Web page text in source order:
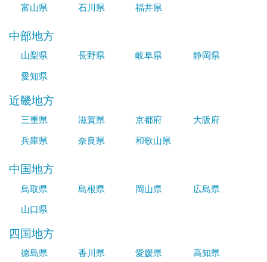
富山県
石川県 福井県
中部地方
山梨県 長野県 岐阜県
静岡県
愛知県
近畿地方
三重県 滋賀県 京都府
大阪府
兵庫県
奈良県 和歌山県
中国地方
鳥取県 島根県 岡山県
広島県
山口県
四国地方
徳島県 香川県 愛媛県 高知県